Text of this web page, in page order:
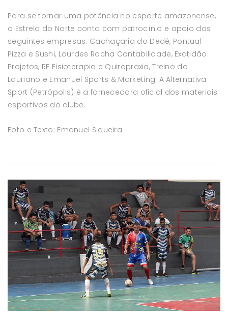
Para se tornar uma potência no esporte amazonense,
o Estrela do Norte conta com patrocínio e apoio das
seguintes empresas: Cachaçaria do Dedé, Pontual
Pizza e Sushi, Lourdes Rocha Contabilidade, Exatidão
Projetos, RF Fisioterapia e Quiropraxia, Treino do
Lauriano e Emanuel Sports & Marketing. A Alternativa
Sport (Petrópolis) é a fornecedora oficial dos materiais
esportivos do clube.
Foto e Texto: Emanuel Siqueira